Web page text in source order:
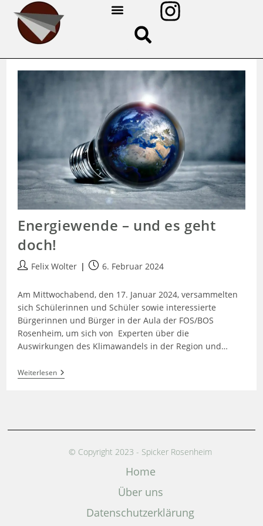
Energiewende – und es geht
doch!
Felix Wolter 6. Februar 2024
Am Mittwochabend, den 17. Januar 2024, versammelten
sich Schülerinnen und Schüler sowie interessierte
Bürgerinnen und Bürger in der Aula der FOS/BOS
Rosenheim, um sich von Experten über die
Auswirkungen des Klimawandels in der Region und…
Weiterlesen
© Copyright 2023 - Spicker Rosenheim
Home
Über uns
Datenschutz­erklärung